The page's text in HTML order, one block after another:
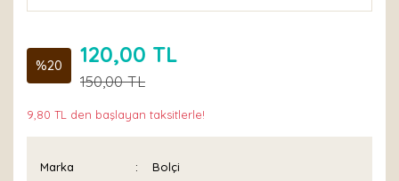
%20 120,00 TL
150,00 TL
9,80 TL den başlayan taksitlerle!
Marka Bolçi